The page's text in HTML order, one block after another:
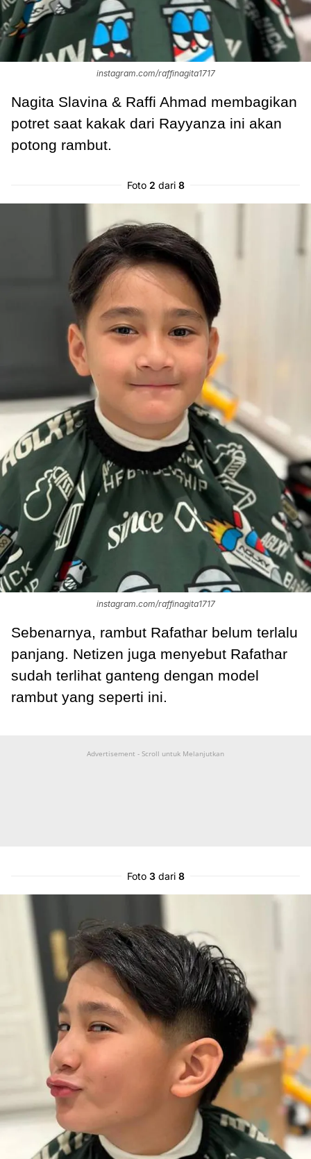
instagram.com/raffinagita1717
Nagita Slavina & Raffi Ahmad membagikan
potret saat kakak dari Rayyanza ini akan
potong rambut.
Foto 2 dari 8
instagram.com/raffinagita1717
Sebenarnya, rambut Rafathar belum terlalu
panjang. Netizen juga menyebut Rafathar
sudah terlihat ganteng dengan model
rambut yang seperti ini.
Advertisement - Scroll untuk Melanjutkan
Foto 3dari 8